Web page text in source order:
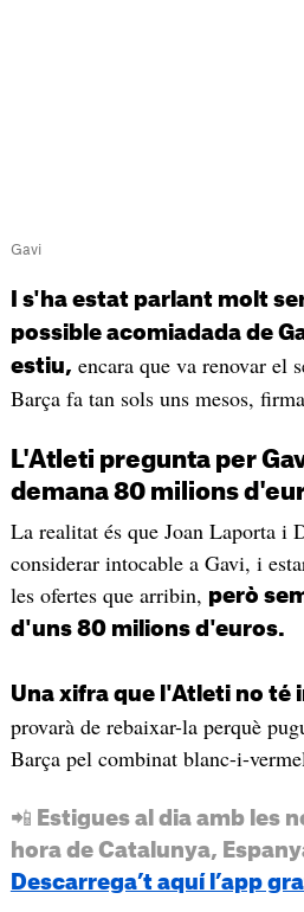
Gavi
I s'ha estat parlant molt
possible acomiadada de
estiu, encara que va renovar el
Barça fa tan sols uns mesos,
L'Atleti pregunta per
demana 80 milions
La realitat és que Joan Laporta i
considerar intocable a Gavi, i
les ofertes que arribin, però
d'uns 80 milions d'euros.
Una xifra que l'Atleti no té
provarà de rebaixar-la perquè
Barça pel combinat blanc-i-
📲 Estigues al dia amb les
hora de Catalunya,
Descarrega’t aquí l’app